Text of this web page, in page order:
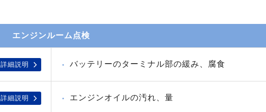
エンジンルーム点検
詳細説明 バッテリーのターミナル部の緩み、腐食
詳細説明 エンジンオイルの汚れ、量